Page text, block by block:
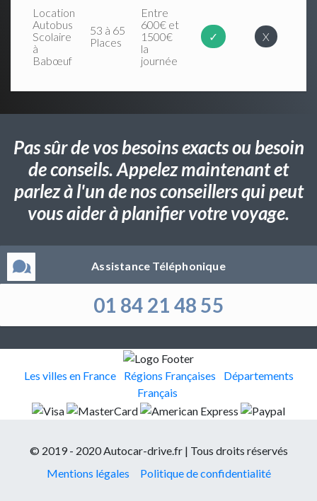
Location
Autobus
Scolaire
à
Babœuf
53 à 65
Places
Entre
600€ et
1500€
la
journée
✓ X
Pas sûr de vos besoins exacts ou besoin
de conseils. Appelez maintenant et
parlez à l'un de nos conseillers qui peut
vous aider à planifier votre voyage.
Assistance Téléphonique
01 84 21 48 55
Les villes en France Régions Françaises
Départements
Français
© 2019 - 2020 Autocar-drive.fr | Tous droits réservés
Mentions légales
Politique de confidentialité